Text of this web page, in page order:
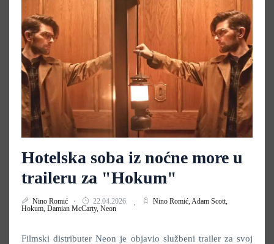
Hotelska soba iz noćne more u
traileru za "Hokum"
Nino Romić 22.04.2026. Nino Romić,Adam Scott,
Hokum, Damian McCarty, Neon
Filmski distributer Neon je objavio službeni trailer za svoj